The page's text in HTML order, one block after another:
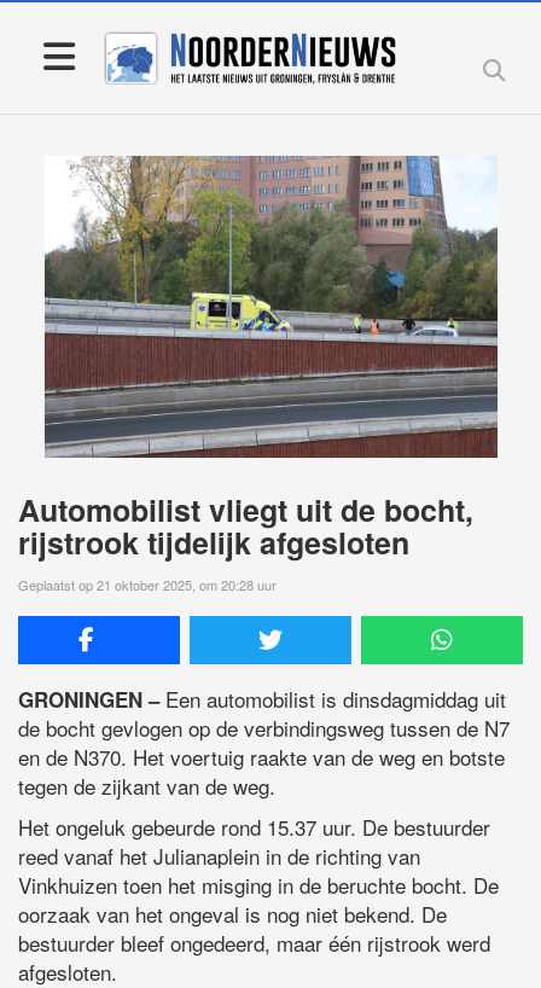
Automobilist vliegt uit de bocht,
rijstrook tijdelijk afgesloten
Geplaatst op 21 oktober 2025, om 20:28 uur
GRONINGEN – Een automobilist is dinsdagmiddag uit
de bocht gevlogen op de verbindingsweg tussen de N7
en de N370. Het voertuig raakte van de weg en botste
tegen de zijkant van de weg.
Het ongeluk gebeurde rond 15.37 uur. De bestuurder
reed vanaf het Julianaplein in de richting van
Vinkhuizen toen het misging in de beruchte bocht. De
oorzaak van het ongeval is nog niet bekend. De
bestuurder bleef ongedeerd, maar één rijstrook werd
afgesloten.